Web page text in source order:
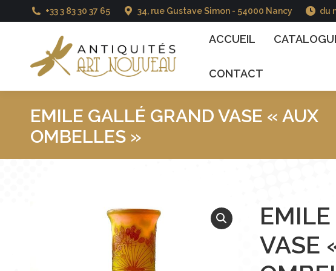
+33 3 83 30 37 65 34, rue Gustave Simon - 54000 Nancy du
ACCUEIL
CONTACT
EMILE GALLÉ GRAND VASE « AUX
OMBELLES »
VASE
ACCUEIL CATALOGUE